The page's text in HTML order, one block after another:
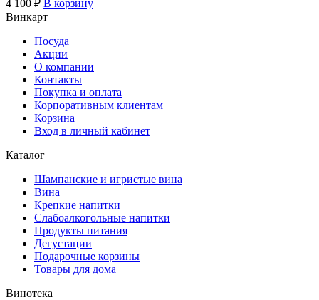
4 100 ₽ В корзину
Винкарт
Посуда
Акции
О компании
Контакты
Покупка и оплата
Корпоративным клиентам
Корзина
Вход в личный кабинет
Каталог
Шампанские и игристые вина
Вина
Крепкие напитки
Слабоалкогольные напитки
Продукты питания
Дегустации
Подарочные корзины
Товары для дома
Винотека